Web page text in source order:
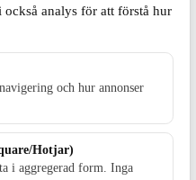
1991 som sedan 2002 ger
lanserades Värnamo.nu. Från
tre kommuner: Gnosjö,
kommun.
analys för att förstå hur
och hur annonser
Hotjar)
i aggregerad form. Inga